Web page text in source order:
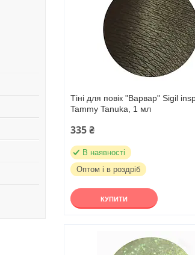
Тіні для повік "Варвар" Sigil
Tammy Tanuka, 1 мл
335 ₴
В наявності
Оптом і в роздріб
КУПИТИ